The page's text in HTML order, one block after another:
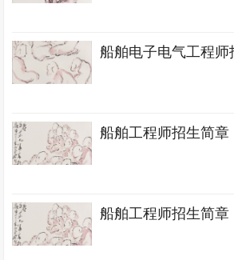
船舶电子电气工程师
船舶工程师招生简章
船舶工程师招生简章